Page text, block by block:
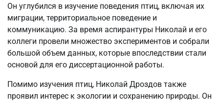
Он углубился в изучение поведения птиц, включая их
миграции, территориальное поведение и
коммуникацию. За время аспирантуры Николай и его
коллеги провели множество экспериментов и собрали
большой объем данных, которые впоследствии стали
основой для его диссертационной работы.
Помимо изучения птиц, Николай Дроздов также
проявил интерес к экологии и сохранению природы. Он